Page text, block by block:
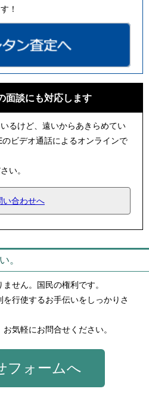
！
面談にも対応します
るけど、遠いからあきらめてい
ビデオ通話によるオンラインで
い。
い合わせへ
。
せん。国民の権利です。
行使するお手伝いをしっかりさ
気軽にお問合せください。
フォームへ